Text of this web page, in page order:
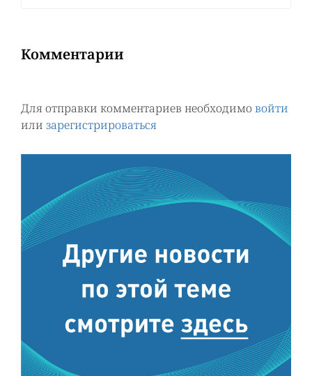
Комментарии
Для отправки комментариев необходимо войти
или зарегистрироваться